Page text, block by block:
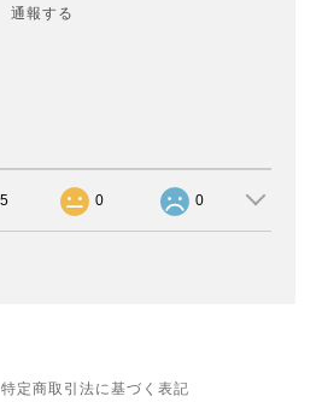
通報する
0 0
特定商取引法に基づく表記